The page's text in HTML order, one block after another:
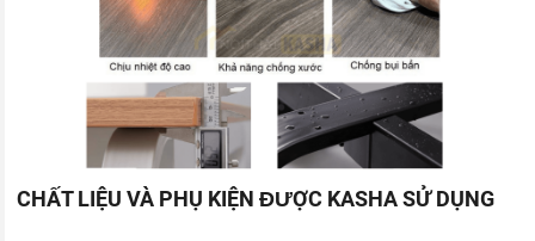
CHẤT LIỆU VÀ PHỤ KIỆN ĐƯỢC KASHA SỬ DỤNG